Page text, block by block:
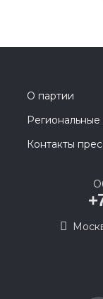
О партии
Контакты